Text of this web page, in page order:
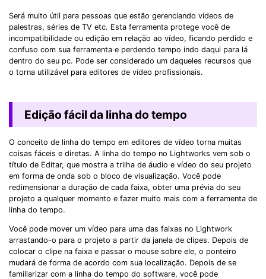
Será muito útil para pessoas que estão gerenciando vídeos de
palestras, séries de TV etc. Esta ferramenta protege você de
incompatibilidade ou edição em relação ao vídeo, ficando perdido e
confuso com sua ferramenta e perdendo tempo indo daqui para lá
dentro do seu pc. Pode ser considerado um daqueles recursos que
o torna utilizável para editores de vídeo profissionais.
Edição fácil da linha do tempo
O conceito de linha do tempo em editores de vídeo torna muitas
coisas fáceis e diretas. A linha do tempo no Lightworks vem sob o
título de Editar, que mostra a trilha de áudio e vídeo do seu projeto
em forma de onda sob o bloco de visualização. Você pode
redimensionar a duração de cada faixa, obter uma prévia do seu
projeto a qualquer momento e fazer muito mais com a ferramenta de
linha do tempo.
Você pode mover um vídeo para uma das faixas no Lightwork
arrastando-o para o projeto a partir da janela de clipes. Depois de
colocar o clipe na faixa e passar o mouse sobre ele, o ponteiro
mudará de forma de acordo com sua localização. Depois de se
familiarizar com a linha do tempo do software, você pode